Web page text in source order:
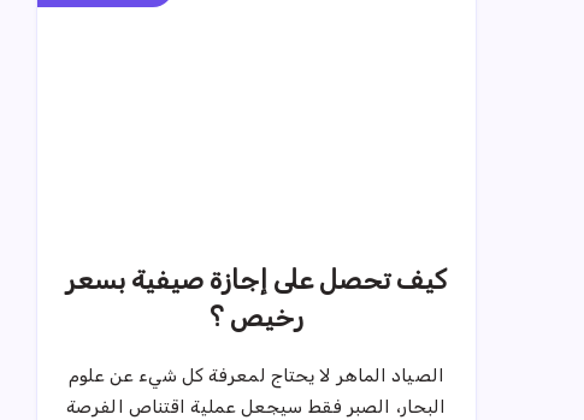
كيف تحصل على إجازة صيفية بسعر
رخيص ؟
الصياد الماهر لا يحتاج لمعرفة كل شيء عن علوم
البحار، الصبر فقط سيجعل عملية اقتناص الفرصة